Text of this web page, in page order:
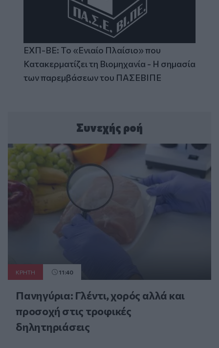
ΕΧΠ-ΒΕ: Το «Ενιαίο Πλαίσιο» που
Κατακερματίζει τη Βιομηχανία - Η σημασία
των παρεμβάσεων του ΠΑΣΕΒΙΠΕ
Συνεχής ροή
ΚΡΗΤΗ 11:40
Πανηγύρια: Γλέντι, χορός αλλά και
προσοχή στις τροφικές
δηλητηριάσεις